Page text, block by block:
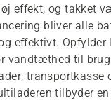
effekt, og takket
bliver alle
effektivt. Opfylder
vandtæthed til
transportkasse
tilbyder